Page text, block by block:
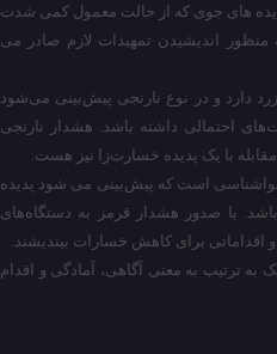
های جوی که از حالت معمول کمی شدت
منظور اندیشیدن تمهیدات لازم صادر می
دارد و در نوع نارنجی پیش‌بینی می‌شود
احتمالی داشته باشد. هشدار نارنجی
با یک پدیده خسارت‌زا نیز هست.
است که پیش‌بینی می شود پدیده
با صدور هشدار قرمز به دستگاه‌های
برای کاهش خسارات بیندیشند.
به ترتیب به معنی آگاهی، آمادگی و اقدام